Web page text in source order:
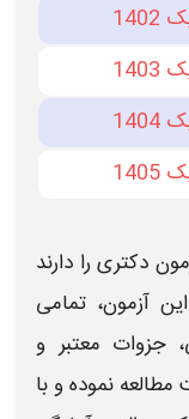
دکتری را دارند
آزمون، تمامی
جزوات معتبر و
نموده و با